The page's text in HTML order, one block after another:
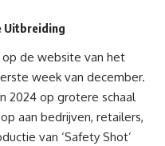
Uitbreiding
op de website van het
week van december.
2024 op grotere schaal
aan bedrijven, retailers,
van ‘Safety Shot’